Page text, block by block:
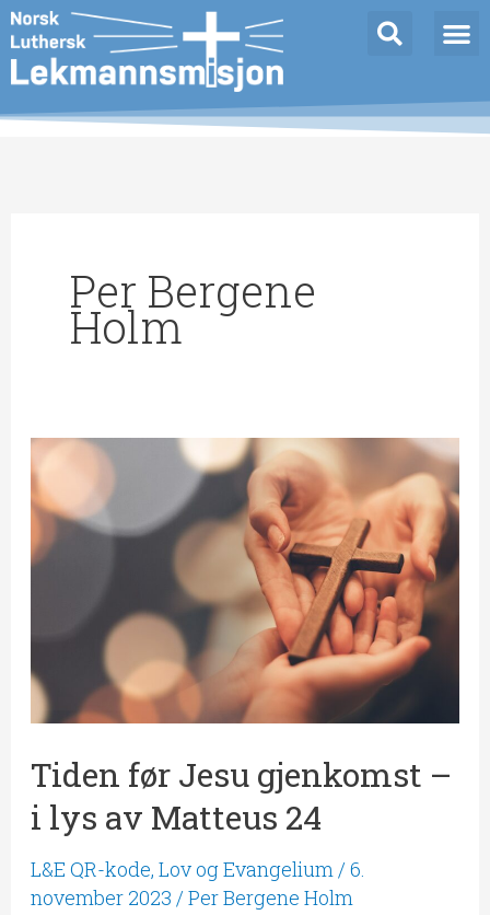
Hopp
rett
til
innholdet
Per Bergene
Holm
Tiden før Jesu gjenkomst –
i lys av Matteus 24
L&E QR-kode, Lov og Evangelium/6.
november 2023 /Per Bergene Holm
Tiden
før
Jesu
gjenkomst
lys
24